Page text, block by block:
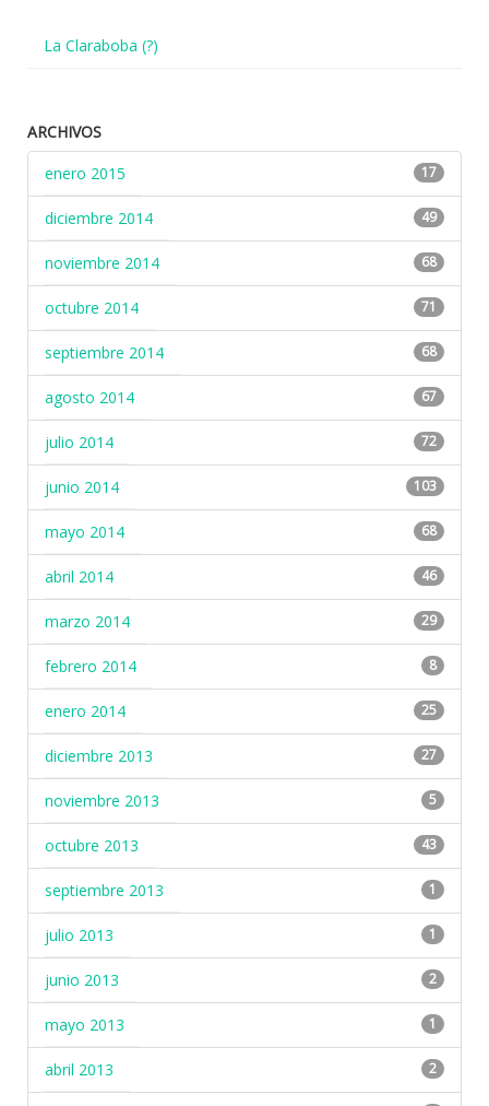
La Claraboba (?)
ARCHIVOS
enero 2015
17
diciembre 2014 49
noviembre 2014 68
octubre 2014 71
septiembre 2014 68
agosto 2014 67
julio 2014 72
junio 2014 103
mayo 2014 68
abril 2014 46
marzo 2014 29
febrero 2014 8
enero 2014 25
diciembre 2013 27
noviembre 2013 5
octubre 2013 43
septiembre 2013 1
julio 2013 1
junio 2013 2
mayo 2013 1
abril 2013 2